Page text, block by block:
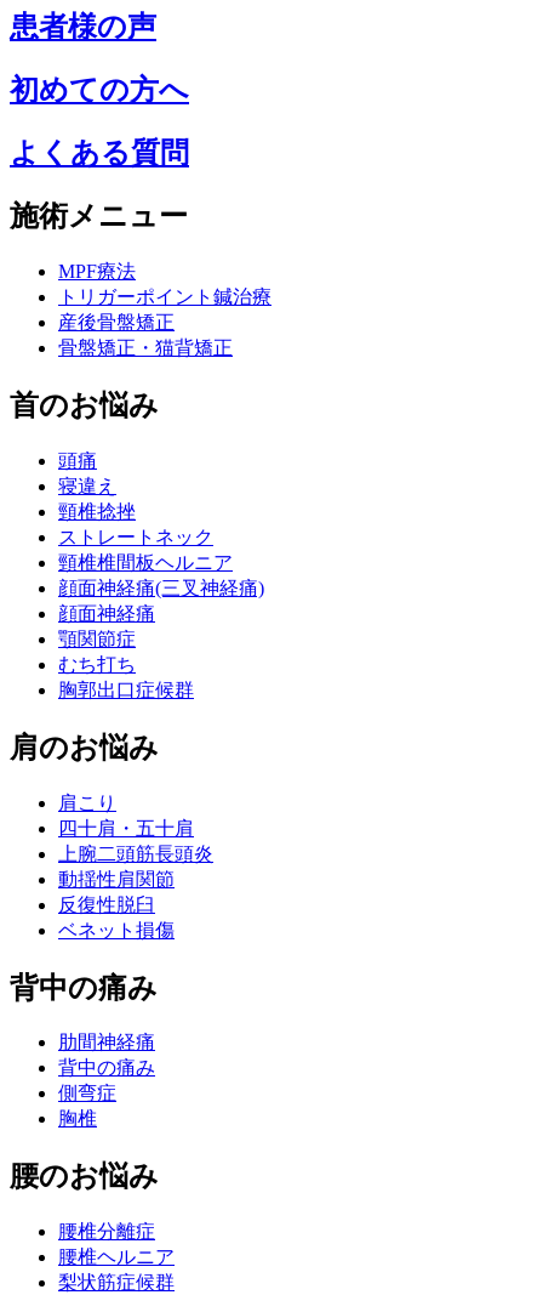
患者様の声
初めての方へ
よくある質問
施術メニュー
MPF療法
トリガーポイント鍼治療
産後骨盤矯正
骨盤矯正・猫背矯正
首のお悩み
頭痛
寝違え
頸椎捻挫
ストレートネック
頸椎椎間板ヘルニア
顔面神経痛(三叉神経痛)
顔面神経痛
顎関節症
むち打ち
胸郭出口症候群
肩のお悩み
肩こり
四十肩・五十肩
上腕二頭筋長頭炎
動揺性肩関節
反復性脱臼
ベネット損傷
背中の痛み
肋間神経痛
背中の痛み
側弯症
胸椎
腰のお悩み
腰椎分離症
腰椎ヘルニア
梨状筋症候群